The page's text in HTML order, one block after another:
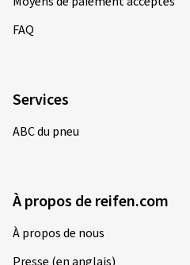
FAQ
Services
ABC du pneu
À propos de reifen.com
À propos de nous
Presse (en anglais)